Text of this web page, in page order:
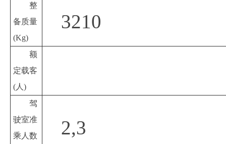
整
备质量
(Kg)
3210
额
定载客
(人)
驾
驶室准
乘人数
2,3